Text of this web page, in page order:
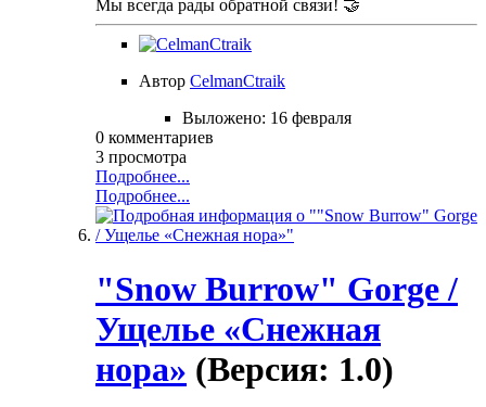
Мы всегда рады обратной связи! 🤝
Автор CelmanCtraik
Выложено: 16 февраля
0 комментариев
3 просмотра
Подробнее...
Подробнее...
"Snow Burrow" Gorge /
Ущелье «Снежная
нора» (Версия: 1.0)